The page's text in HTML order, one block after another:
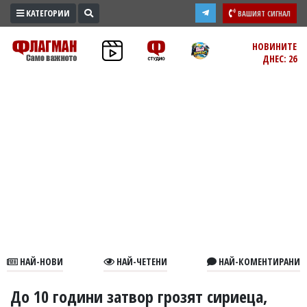
ПРОМО
ЗОНА
КАТЕГОРИИ ВАШИЯТ СИГНАЛ
НОВИНИТЕ
ДНЕС: 26
НАЙ-НОВИ НАЙ-ЧЕТЕНИ НАЙ-КОМЕНТИРАНИ
До 10 години затвор грозят сириеца,